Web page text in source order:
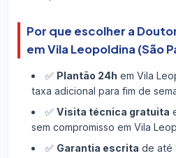
Por que escolher a
em Vila Leopoldina (São
✅ Plantão 24h em Vila
taxa adicional para fim de
✅ Visita técnica gratuita
sem compromisso em Vila
✅ Garantia escrita de até